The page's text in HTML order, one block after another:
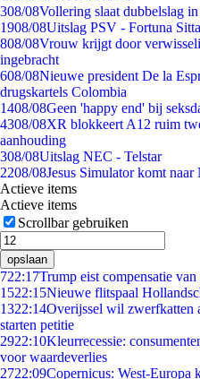
308/08Vollering slaat dubbelslag
1908/08Uitslag PSV - Fortuna
808/08Vrouw krijgt door
ingebracht
608/08Nieuwe president De la
drugskartels Colombia
1408/08Geen 'happy end' bij
4308/08XR blokkeert A12 ruim
aanhouding
308/08Uitslag NEC - Telstar
2208/08Jesus Simulator komt
Actieve items
Actieve items
Scrollbar gebruiken
opslaan
722:17Trump eist compensatie
1522:15Nieuwe flitspaal
1322:14Overijssel wil zwerfkatten
starten petitie
2922:10Kleurrecessie:
voor waardeverlies
2722:09Copernicus: West-Europa